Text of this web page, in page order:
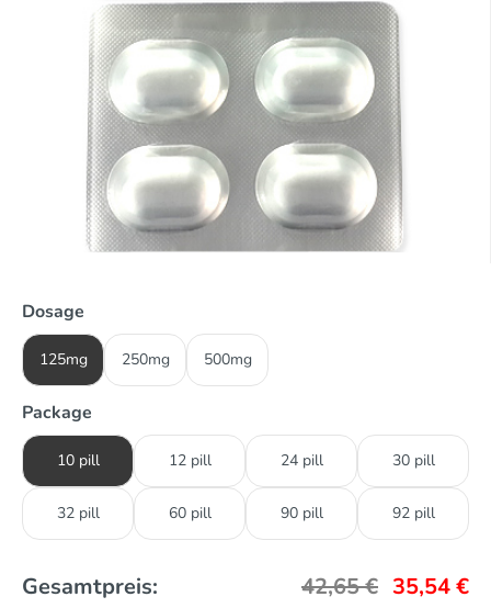
Dosage
125mg 250mg 500mg
Package
10 pill 12 pill 24 pill 30 pill
32 pill 60 pill 90 pill 92 pill
Gesamtpreis: 42,65€ 35,54€